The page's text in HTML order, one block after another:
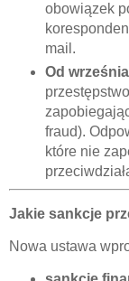
obowiązek
mail.
Od
fraud).
które nie
Jakie sankcje
Nowa ustawa